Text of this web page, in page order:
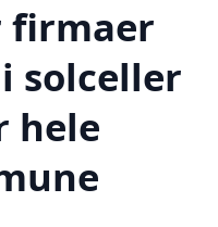
firmaer
solceller
hele